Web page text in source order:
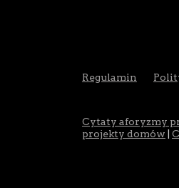
Regulamin
Cytaty aforyzmy
projekty domów